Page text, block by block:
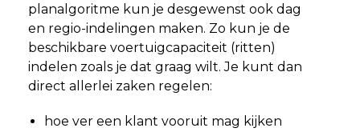
planalgoritme kun je desgewenst ook dag
en regio-indelingen maken. Zo kun je de
beschikbare voertuigcapaciteit (ritten)
indelen zoals je dat graag wilt. Je kunt dan
direct allerlei zaken regelen:
hoe ver een klant vooruit mag kijken